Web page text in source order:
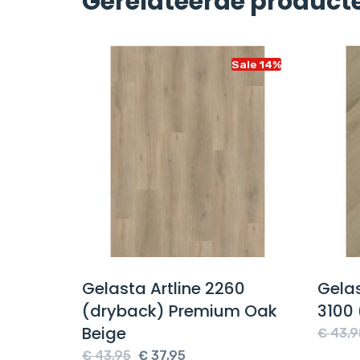
Sale 14%
Gelasta Artline 2260
(dryback) Premium Oak
Beige
€43,95 Oorspronkelijke
€ 37,95
€